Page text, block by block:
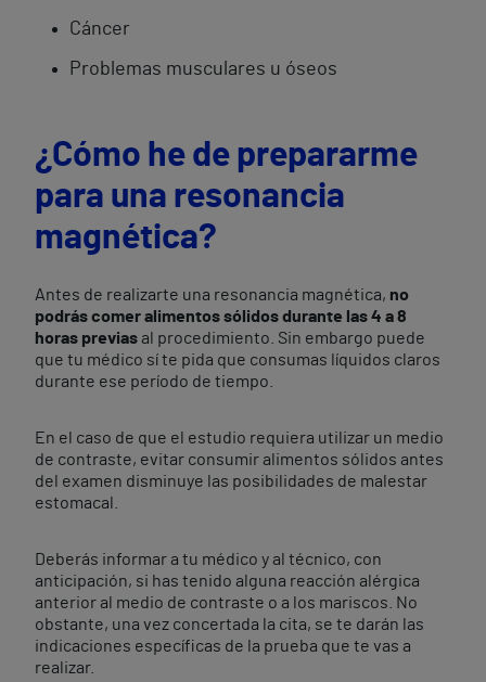
Cáncer
Problemas musculares u óseos
¿Cómo he de prepararme
para una resonancia
magnética?
Antes de realizarte una resonancia magnética, no
podrás comer alimentos sólidos durante las 4 a 8
horas previasal procedimiento. Sin embargo puede
que tu médico sí te pida que consumas líquidos claros
durante ese período de tiempo.
En el caso de que el estudio requiera utilizar un medio
de contraste, evitar consumir alimentos sólidos antes
del examen disminuye las posibilidades de malestar
estomacal.
Deberás informar a tu médico y al técnico, con
anticipación, si has tenido alguna reacción alérgica
anterior al medio de contraste o a los mariscos. No
obstante, una vez concertada la cita, se te darán las
indicaciones específicas de la prueba que te vas a
realizar.